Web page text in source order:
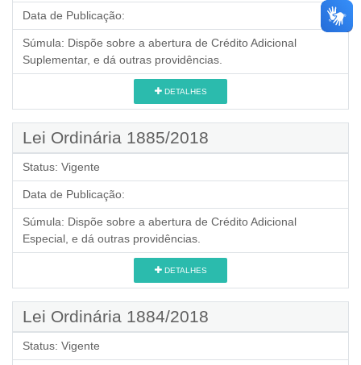
Data de Publicação:
Súmula: Dispõe sobre a abertura de Crédito Adicional
Suplementar, e dá outras providências.
DETALHES
Lei Ordinária 1885/2018
Status: Vigente
Data de Publicação:
Súmula: Dispõe sobre a abertura de Crédito Adicional
Especial, e dá outras providências.
DETALHES
Lei Ordinária 1884/2018
Status: Vigente